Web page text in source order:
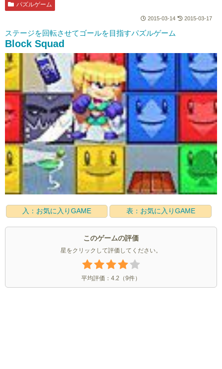
パズルゲーム
2015-03-14 2015-03-17
ステージを回転させてゴールを目指すパズルゲーム
Block Squad
入：お気に入りGAME 表：お気に入りGAME
このゲームの評価
星をクリックして評価してください。
平均評価： 4.2 （9件）